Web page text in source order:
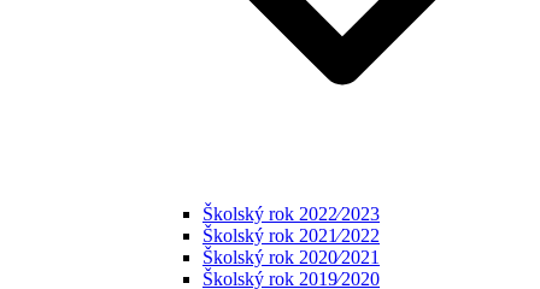
Školský rok 2022⁄2023
Školský rok 2021⁄2022
Školský rok 2020⁄2021
Školský rok 2019⁄2020